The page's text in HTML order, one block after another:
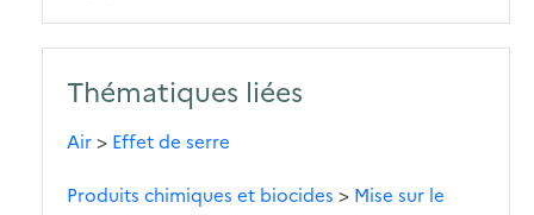
Thématiques liées
Air> Effet de serre
Produits chimiques et biocides > Mise sur le